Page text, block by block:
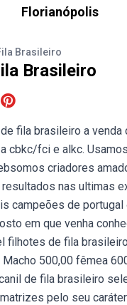
Florianópolis
Brasileiro
Brasileiro
fila brasileiro a venda
cbkc/fci e alkc.
criadores
nas ultimas
campeões de portugal
em que venha
filhotes de fila
500,00 fêmea
de fila brasileiro
pelo seu